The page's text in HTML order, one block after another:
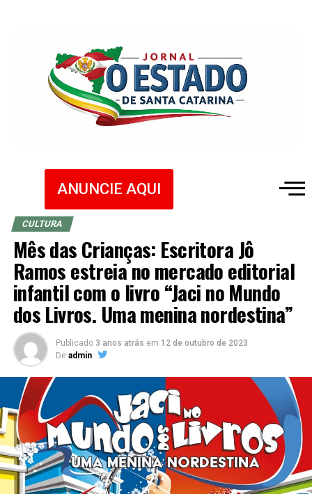
ANUNCIE AQUI
CULTURA
Mês das Crianças: Escritora Jô
Ramos estreia no mercado editorial
infantil com o livro “Jaci no Mundo
dos Livros. Uma menina nordestina”
Publicado 3 anos atrás em 12 de outubro de 2023
De admin